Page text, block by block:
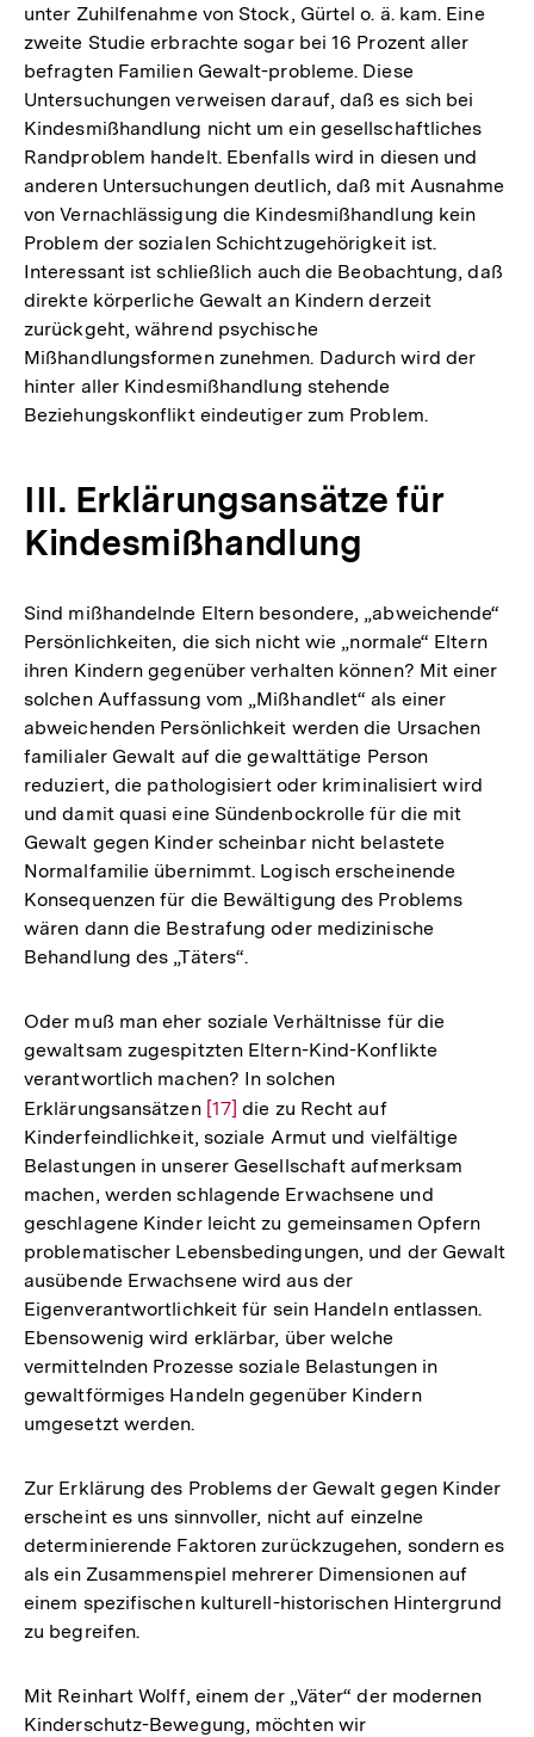
unter Zuhilfenahme von Stock, Gürtel o. ä. kam. Eine
zweite Studie erbrachte sogar bei 16 Prozent aller
befragten Familien Gewalt-probleme. Diese
Untersuchungen verweisen darauf, daß es sich bei
Kindesmißhandlung nicht um ein gesellschaftliches
Randproblem handelt. Ebenfalls wird in diesen und
anderen Untersuchungen deutlich, daß mit Ausnahme
von Vernachlässigung die Kindesmißhandlung kein
Problem der sozialen Schichtzugehörigkeit ist.
Interessant ist schließlich auch die Beobachtung, daß
direkte körperliche Gewalt an Kindern derzeit
zurückgeht, während psychische
Mißhandlungsformen zunehmen. Dadurch wird der
hinter aller Kindesmißhandlung stehende
Beziehungskonflikt eindeutiger zum Problem.
III. Erklärungsansätze für
Kindesmißhandlung
Sind mißhandelnde Eltern besondere, „abweichende“
Persönlichkeiten, die sich nicht wie „normale“ Eltern
ihren Kindern gegenüber verhalten können? Mit einer
solchen Auffassung vom „Mißhandlet“ als einer
abweichenden Persönlichkeit werden die Ursachen
familialer Gewalt auf die gewalttätige Person
reduziert, die pathologisiert oder kriminalisiert wird
und damit quasi eine Sündenbockrolle für die mit
Gewalt gegen Kinder scheinbar nicht belastete
Normalfamilie übernimmt. Logisch erscheinende
Konsequenzen für die Bewältigung des Problems
wären dann die Bestrafung oder medizinische
Behandlung des „Täters“.
Oder muß man eher soziale Verhältnisse für die
gewaltsam zugespitzten Eltern-Kind-Konflikte
verantwortlich machen? In solchen
Erklärungsansätzen Zur
Auflösung
der
Fußnote
[17] die zu Recht auf
Kinderfeindlichkeit, soziale Armut und vielfältige
Belastungen in unserer Gesellschaft aufmerksam
machen, werden schlagende Erwachsene und
geschlagene Kinder leicht zu gemeinsamen Opfern
problematischer Lebensbedingungen, und der Gewalt
ausübende Erwachsene wird aus der
Eigenverantwortlichkeit für sein Handeln entlassen.
Ebensowenig wird erklärbar, über welche
vermittelnden Prozesse soziale Belastungen in
gewaltförmiges Handeln gegenüber Kindern
umgesetzt werden.
Zur Erklärung des Problems der Gewalt gegen Kinder
erscheint es uns sinnvoller, nicht auf einzelne
determinierende Faktoren zurückzugehen, sondern es
als ein Zusammenspiel mehrerer Dimensionen auf
einem spezifischen kulturell-historischen Hintergrund
zu begreifen.
Mit Reinhart Wolff, einem der „Väter“ der modernen
Kinderschutz-Bewegung, möchten wir